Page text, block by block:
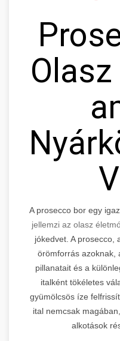
A prosecco bor egy
jellemzi az olasz
jókedvet. A prosecco,
örömforrás azoknak,
pillanatait és a
italként tökéletes
gyümölcsös íze
ital nemcsak
alkotások